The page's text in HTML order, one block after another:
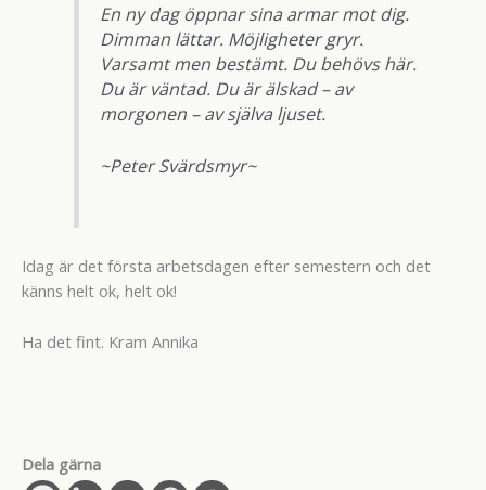
En ny dag öppnar sina armar mot dig.
Dimman lättar. Möjligheter gryr.
Varsamt men bestämt. Du behövs här.
Du är väntad. Du är älskad – av
morgonen – av själva ljuset.
~Peter Svärdsmyr~
Idag är det första arbetsdagen efter semestern och det
känns helt ok, helt ok!
Ha det fint. Kram Annika
Dela gärna